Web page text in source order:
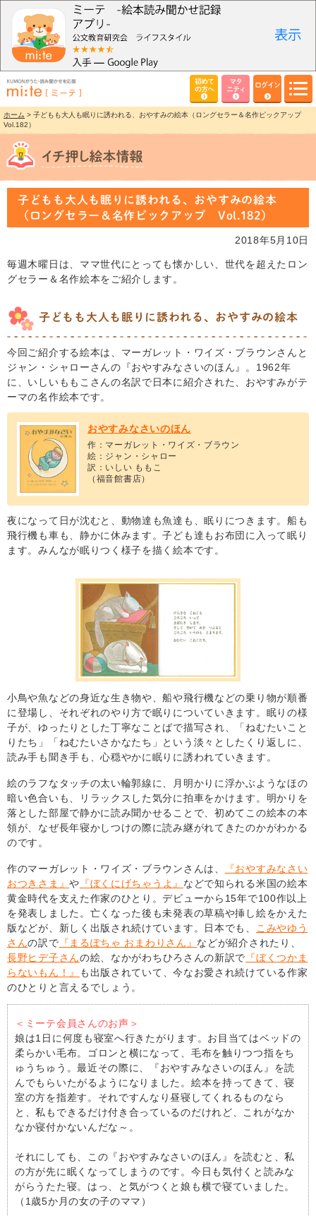
初めて
の方へ
マタ
ニティ
ログイン
ホーム > 子どもも大人も眠りに誘われる、おやすみの絵本（ロングセラー＆名作ピックアップ
Vol.182）
子どもも大人も眠りに誘われる、おやすみの絵本
（ロングセラー＆名作ピックアップ Vol.182）
2018年5月10日
毎週木曜日は、ママ世代にとっても懐かしい、世代を超えたロン
グセラー＆名作絵本をご紹介します。
子どもも大人も眠りに誘われる、おやすみの絵本
今回ご紹介する絵本は、マーガレット・ワイズ・ブラウンさんと
ジャン・シャローさんの『おやすみなさいのほん』。1962年
に、いしいももこさんの名訳で日本に紹介された、おやすみがテ
ーマの名作絵本です。
おやすみなさいのほん
作：マーガレット・ワイズ・ブラウン
絵：ジャン・シャロー
訳：いしい ももこ
（福音館書店）
夜になって日が沈むと、動物達も魚達も、眠りにつきます。船も
飛行機も車も、静かに休みます。子ども達もお布団に入って眠り
ます。みんなが眠りつく様子を描く絵本です。
小鳥や魚などの身近な生き物や、船や飛行機などの乗り物が順番
に登場し、それぞれのやり方で眠りについていきます。眠りの様
子が、ゆったりとした丁寧なことばで描写され、「ねむたいこと
りたち」「ねむたいさかなたち」という淡々としたくり返しに、
読み手も聞き手も、心穏やかに眠りに誘われていきます。
絵のラフなタッチの太い輪郭線に、月明かりに浮かぶようなほの
暗い色合いも、リラックスした気分に拍車をかけます。明かりを
落とした部屋で静かに読み聞かせることで、初めてこの絵本の本
領が、なぜ長年寝かしつけの際に読み継がれてきたのかがわかる
のです。
作のマーガレット・ワイズ・ブラウンさんは、
『おやすみなさい
おつきさま』や 『ぼくにげちゃうよ』 などで知られる米国の絵本
黄金時代を支えた作家のひとり。デビューから15年で100作以上
を発表しました。亡くなった後も未発表の草稿や挿し絵をかえた
版などが、新しく出版され続けています。日本でも、
こみやゆう
さんの訳で 『まるぽちゃ おまわりさん』 などが紹介されたり、
長野ヒデ子さんの絵、なかがわちひろさんの新訳で 『ぼくつかま
らないもん！』
も出版されていて、今なお愛され続けている作家
のひとりと言えるでしょう。
＜ミーテ会員さんのお声＞
娘は1日に何度も寝室へ行きたがります。お目当てはベッドの
柔らかい毛布。ゴロンと横になって、毛布を触りつつ指をち
ゅうちゅう。最近その際に、『おやすみなさいのほん』を読
んでもらいたがるようになりました。絵本を持ってきて、寝
室の方を指差す。それですんなり昼寝してくれるものなら
と、私もできるだけ付き合っているのだけれど、これがなか
なか寝付かないんだな～。
それにしても、この『おやすみなさいのほん』を読むと、私
の方が先に眠くなってしまうのです。今日も気付くと読みな
がらうたた寝。はっ、と気がつくと娘も横で寝ていました。
（1歳5か月の女の子のママ）